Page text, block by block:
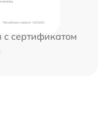
сертификатом